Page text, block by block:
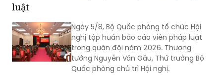
luật
Ngày 5/8, Bộ Quốc phòng tổ chức Hội
nghị tập huấn báo cáo viên pháp luật
trong quân đội năm 2026. Thượng
tướng Nguyễn Văn Gấu, Thứ trưởng Bộ
Quốc phòng chủ trì Hội nghị.